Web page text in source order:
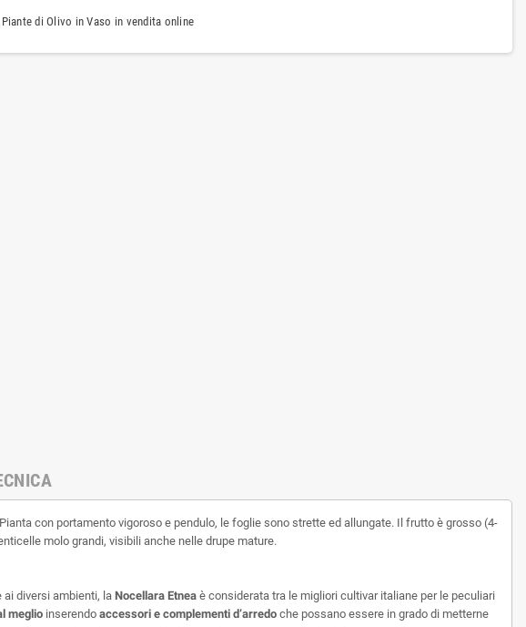
di Olivo in Vaso in vendita online
con portamento vigoroso e pendulo, le foglie sono strette ed allungate. Il frutto è grosso (4-
molo grandi, visibili anche nelle drupe mature.
ai diversi ambienti, la Nocellara Etnea è considerata tra le migliori cultivar italiane per le peculiari
meglio inserendo accessori e complementi d’arredo che possano essere in grado di metterne